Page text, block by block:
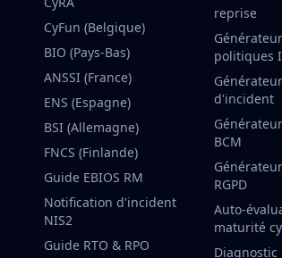
CyFun (Belgique)
BIO (Pays-Bas)
ANSSI (France)
ENS (Espagne)
BSI (Allemagne)
FNCS (Finlande)
Guide EBIOS RM
Notification d'incident
NIS2
Guide RTO & RPO
reprise
politiques
d'incident
BCM
RGPD
Auto-
maturité
Diagnostic